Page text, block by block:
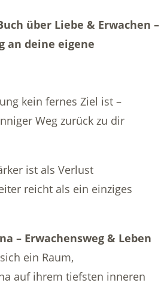
über Liebe & Erwachen –
an deine eigene
kein fernes Ziel ist –
Weg zurück zu dir
ist als Verlust
reicht als ein einziges
– Erwachensweg & Leben
ein Raum,
auf ihrem tiefsten inneren